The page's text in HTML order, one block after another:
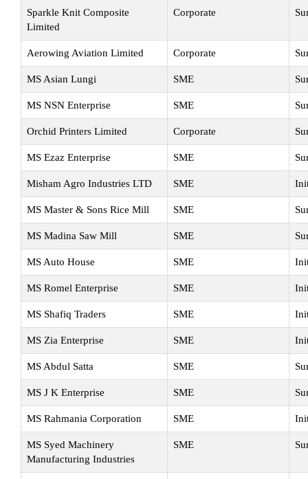
Sparkle Knit Composite
Limited
Corporate
Aerowing Aviation Limited Corporate
MS Asian Lungi SME
MS NSN Enterprise SME
Orchid Printers Limited Corporate
MS Ezaz Enterprise SME
Misham Agro Industries LTD SME
MS Master & Sons Rice Mill SME
MS Madina Saw Mill SME
MS Auto House SME
MS Romel Enterprise SME
MS Shafiq Traders SME
MS Zia Enterprise SME
MS Abdul Satta SME
MS J K Enterprise SME
MS Rahmania Corporation SME
MS Syed Machinery
Manufacturing Industries
SME